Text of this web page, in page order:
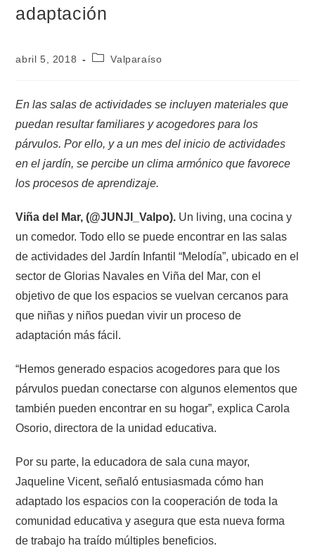
adaptación
abril 5, 2018 Valparaíso
En las salas de actividades se incluyen materiales que
puedan resultar familiares y acogedores para los
párvulos. Por ello, y a un mes del inicio de actividades
en el jardín, se percibe un clima armónico que favorece
los procesos de aprendizaje.
Viña del Mar, (@JUNJI_Valpo). Un living, una cocina y
un comedor. Todo ello se puede encontrar en las salas
de actividades del Jardín Infantil “Melodía”, ubicado en el
sector de Glorias Navales en Viña del Mar, con el
objetivo de que los espacios se vuelvan cercanos para
que niñas y niños puedan vivir un proceso de
adaptación más fácil.
“Hemos generado espacios acogedores para que los
párvulos puedan conectarse con algunos elementos que
también pueden encontrar en su hogar”, explica Carola
Osorio, directora de la unidad educativa.
Por su parte, la educadora de sala cuna mayor,
Jaqueline Vicent, señaló entusiasmada cómo han
adaptado los espacios con la cooperación de toda la
comunidad educativa y asegura que esta nueva forma
de trabajo ha traído múltiples beneficios.